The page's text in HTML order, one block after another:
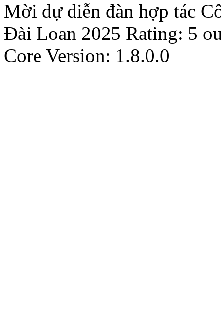
Mời dự diễn đàn hợp tác
Đài Loan 2025 Rating: 5
Core Version: 1.8.0.0